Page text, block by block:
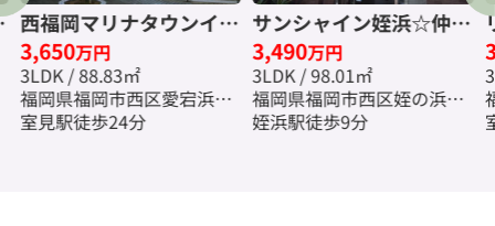
西福岡マリナタウンイー
ストコート９号棟☆仲介
手数料無料☆
3,650万円
3LDK / 88.83㎡
福岡県福岡市西区愛宕浜２
丁目
室見駅徒歩24分
サンシャイン姪浜☆仲介
手数料無料☆
3,490万円
3LDK / 98.01㎡
福岡県福岡市西区姪の浜５
丁目
姪浜駅徒歩9分